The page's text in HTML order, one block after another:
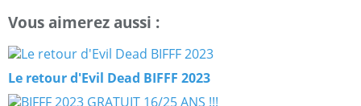
Vous aimerez aussi :
Le retour d'Evil Dead BIFFF 2023